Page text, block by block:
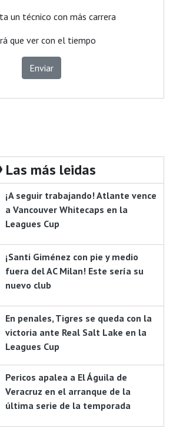
un técnico con más carrera
que ver con el tiempo
Enviar
Las más leidas
¡A seguir trabajando! Atlante vence
a Vancouver Whitecaps en la
Leagues Cup
¡Santi Giménez con pie y medio
fuera del AC Milan! Este sería su
nuevo club
En penales, Tigres se queda con la
victoria ante Real Salt Lake en la
Leagues Cup
Pericos apalea a El Águila de
Veracruz en el arranque de la
última serie de la temporada